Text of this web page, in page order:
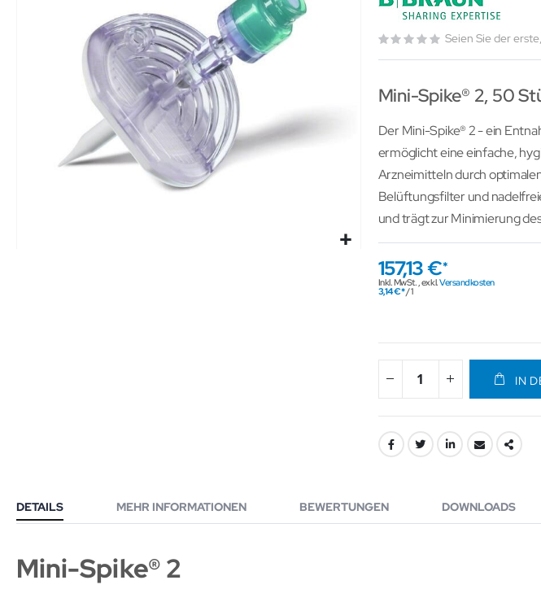
Seien Sie der
Mini-Spike® 2, 50
Der Mini-Spike® 2 - ein
ermöglicht eine einfache,
Arzneimitteln durch
Belüftungsfilter und
und trägt zur Minimierung
157,13 €
Inkl. MwSt.,exkl.Versandkosten
3,14 € / 1
IN
DETAILS
Mini-Spike® 2
MEHR INFORMATIONEN BEWERTUNGEN DOWNLOADS